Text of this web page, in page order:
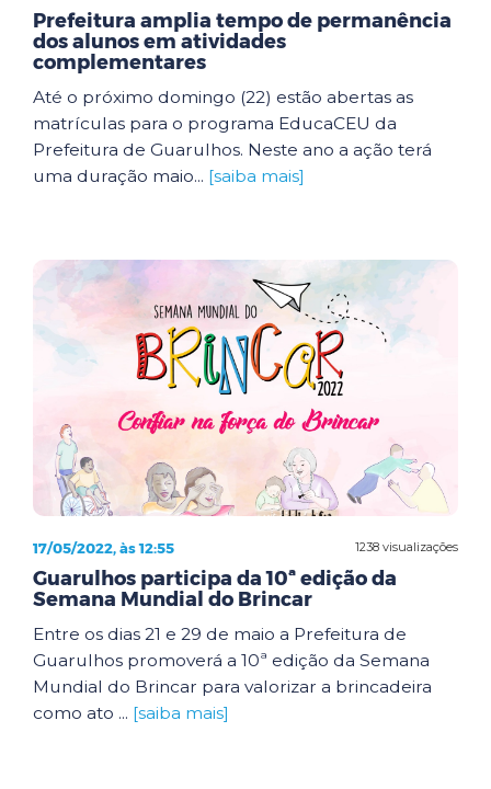
Prefeitura amplia tempo de permanência
dos alunos em atividades
complementares
Até o próximo domingo (22) estão abertas as
matrículas para o programa EducaCEU da
Prefeitura de Guarulhos. Neste ano a ação terá
uma duração maio... [saiba mais]
1238 visualizações
17/05/2022, às 12:55
Guarulhos participa da 10ª edição da
Semana Mundial do Brincar
Entre os dias 21 e 29 de maio a Prefeitura de
Guarulhos promoverá a 10ª edição da Semana
Mundial do Brincar para valorizar a brincadeira
como ato ... [saiba mais]